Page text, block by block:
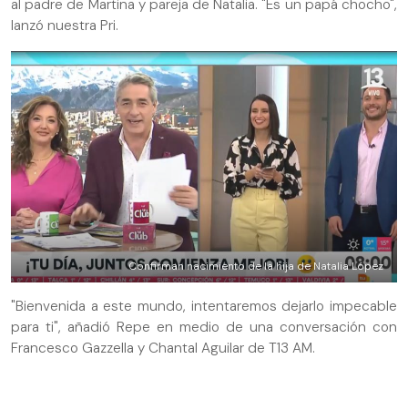
al padre de Martina y pareja de Natalia. "Es un papá chocho",
lanzó nuestra Pri.
Confirman nacimiento de la hija de Natalia López
"Bienvenida a este mundo, intentaremos dejarlo impecable
para ti", añadió Repe en medio de una conversación con
Francesco Gazzella y Chantal Aguilar de T13 AM.